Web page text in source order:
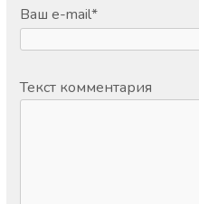
Ваш e-mail*
Текст комментария